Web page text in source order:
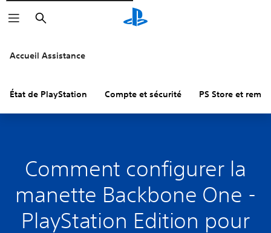
Rechercher
Accueil Assistance
État de PlayStation Compte et sécurité PS Store et
Comment configurer la
manette Backbone One -
PlayStation Edition pour